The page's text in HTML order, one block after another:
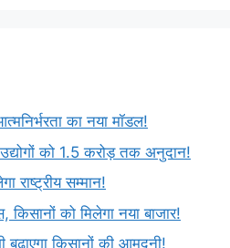
का नया मॉडल!
को 1.5 करोड़ तक अनुदान!
राष्ट्रीय सम्मान!
किसानों को मिलेगा नया बाजार!
किसानों की आमदनी!